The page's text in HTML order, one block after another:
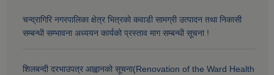
चन्द्रागिरि नगरपालिका क्षेत्र भित्रको कवाडी सामग्री उत्पादन तथा निकासी
सम्बन्धी सम्भावना अध्ययन कार्यको प्रस्ताव माग सम्बन्धी सूचना !
शिलबन्दी दरभाउपत्र आह्वानको सूचना(Renovation of the Ward Health